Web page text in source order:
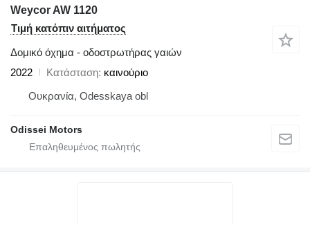
Weycor AW 1120
Τιμή κατόπιν αιτήματος
Δομικό όχημα - οδοστρωτήρας γαιών
2022
Κατάσταση καινούριο
Ουκρανία, Odesskaya obl
Odissei Motors